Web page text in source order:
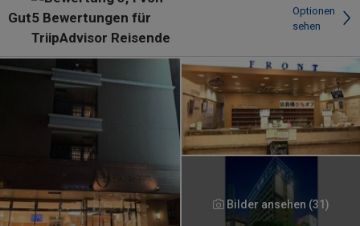
Gut
Optionen
sehen
Bilder ansehen (31)